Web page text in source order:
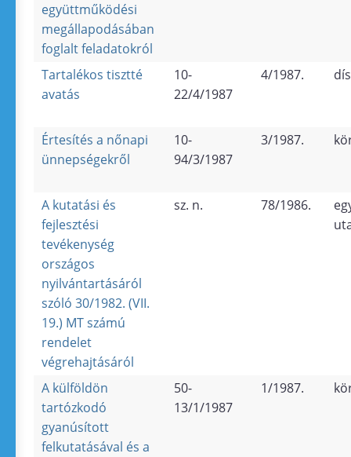
együttműködési
megállapodásában
foglalt feladatokról
Tartalékos tisztté
avatás
10-
22/4/1987
4/1987.
Értesítés a nőnapi
ünnepségekről
10-
94/3/1987
3/1987.
A kutatási és
fejlesztési
tevékenység
országos
nyilvántartásáról
szóló 30/1982. (VII.
19.) MT számú
rendelet
végrehajtásáról
sz. n. 78/1986.
A külföldön
tartózkodó
gyanúsított
felkutatásával és a
50-
13/1/1987
1/1987.